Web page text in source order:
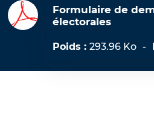
Formulaire de
électorales
Poids : 293.96 Ko -